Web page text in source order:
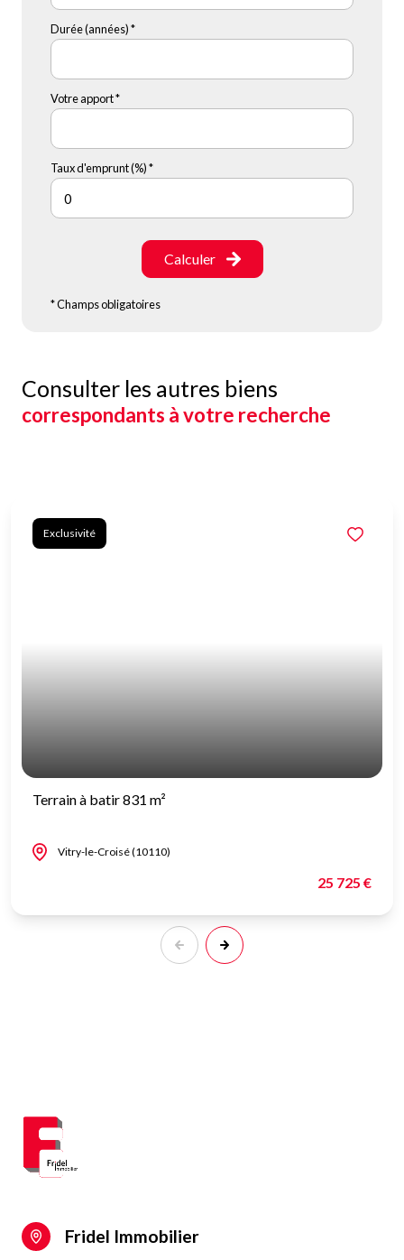
Durée (années) *
Votre apport *
Taux d'emprunt (%) *
Calculer
* Champs obligatoires
Consulter les autres biens
correspondants à votre recherche
Exclusivité
Terrain à batir 831 m²
Vitry-le-Croisé (10110)
25 725 €
Fridel Immobilier